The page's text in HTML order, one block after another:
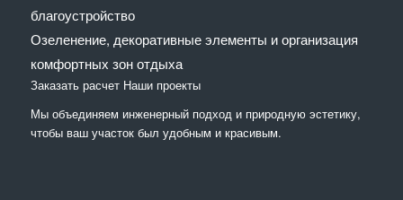
благоустройство
Озеленение, декоративные элементы и организация
комфортных зон отдыха
Заказать расчет Наши проекты
Мы объединяем инженерный подход и природную эстетику,
чтобы ваш участок был удобным и красивым.